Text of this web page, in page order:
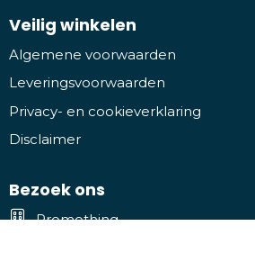
Veilig winkelen
Algemene voorwaarden
Leveringsvoorwaarden
Privacy- en cookieverklaring
Disclaimer
Bezoek ons
Promothing